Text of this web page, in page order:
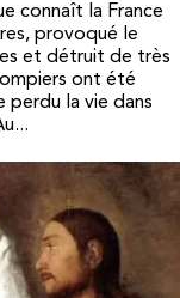
connaît la France
provoqué le
et détruit de très
ont été
perdu la vie dans